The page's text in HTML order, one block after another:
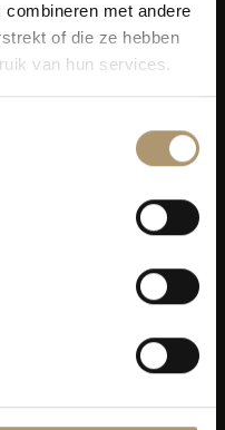
met andere
of die ze hebben
van hun services.